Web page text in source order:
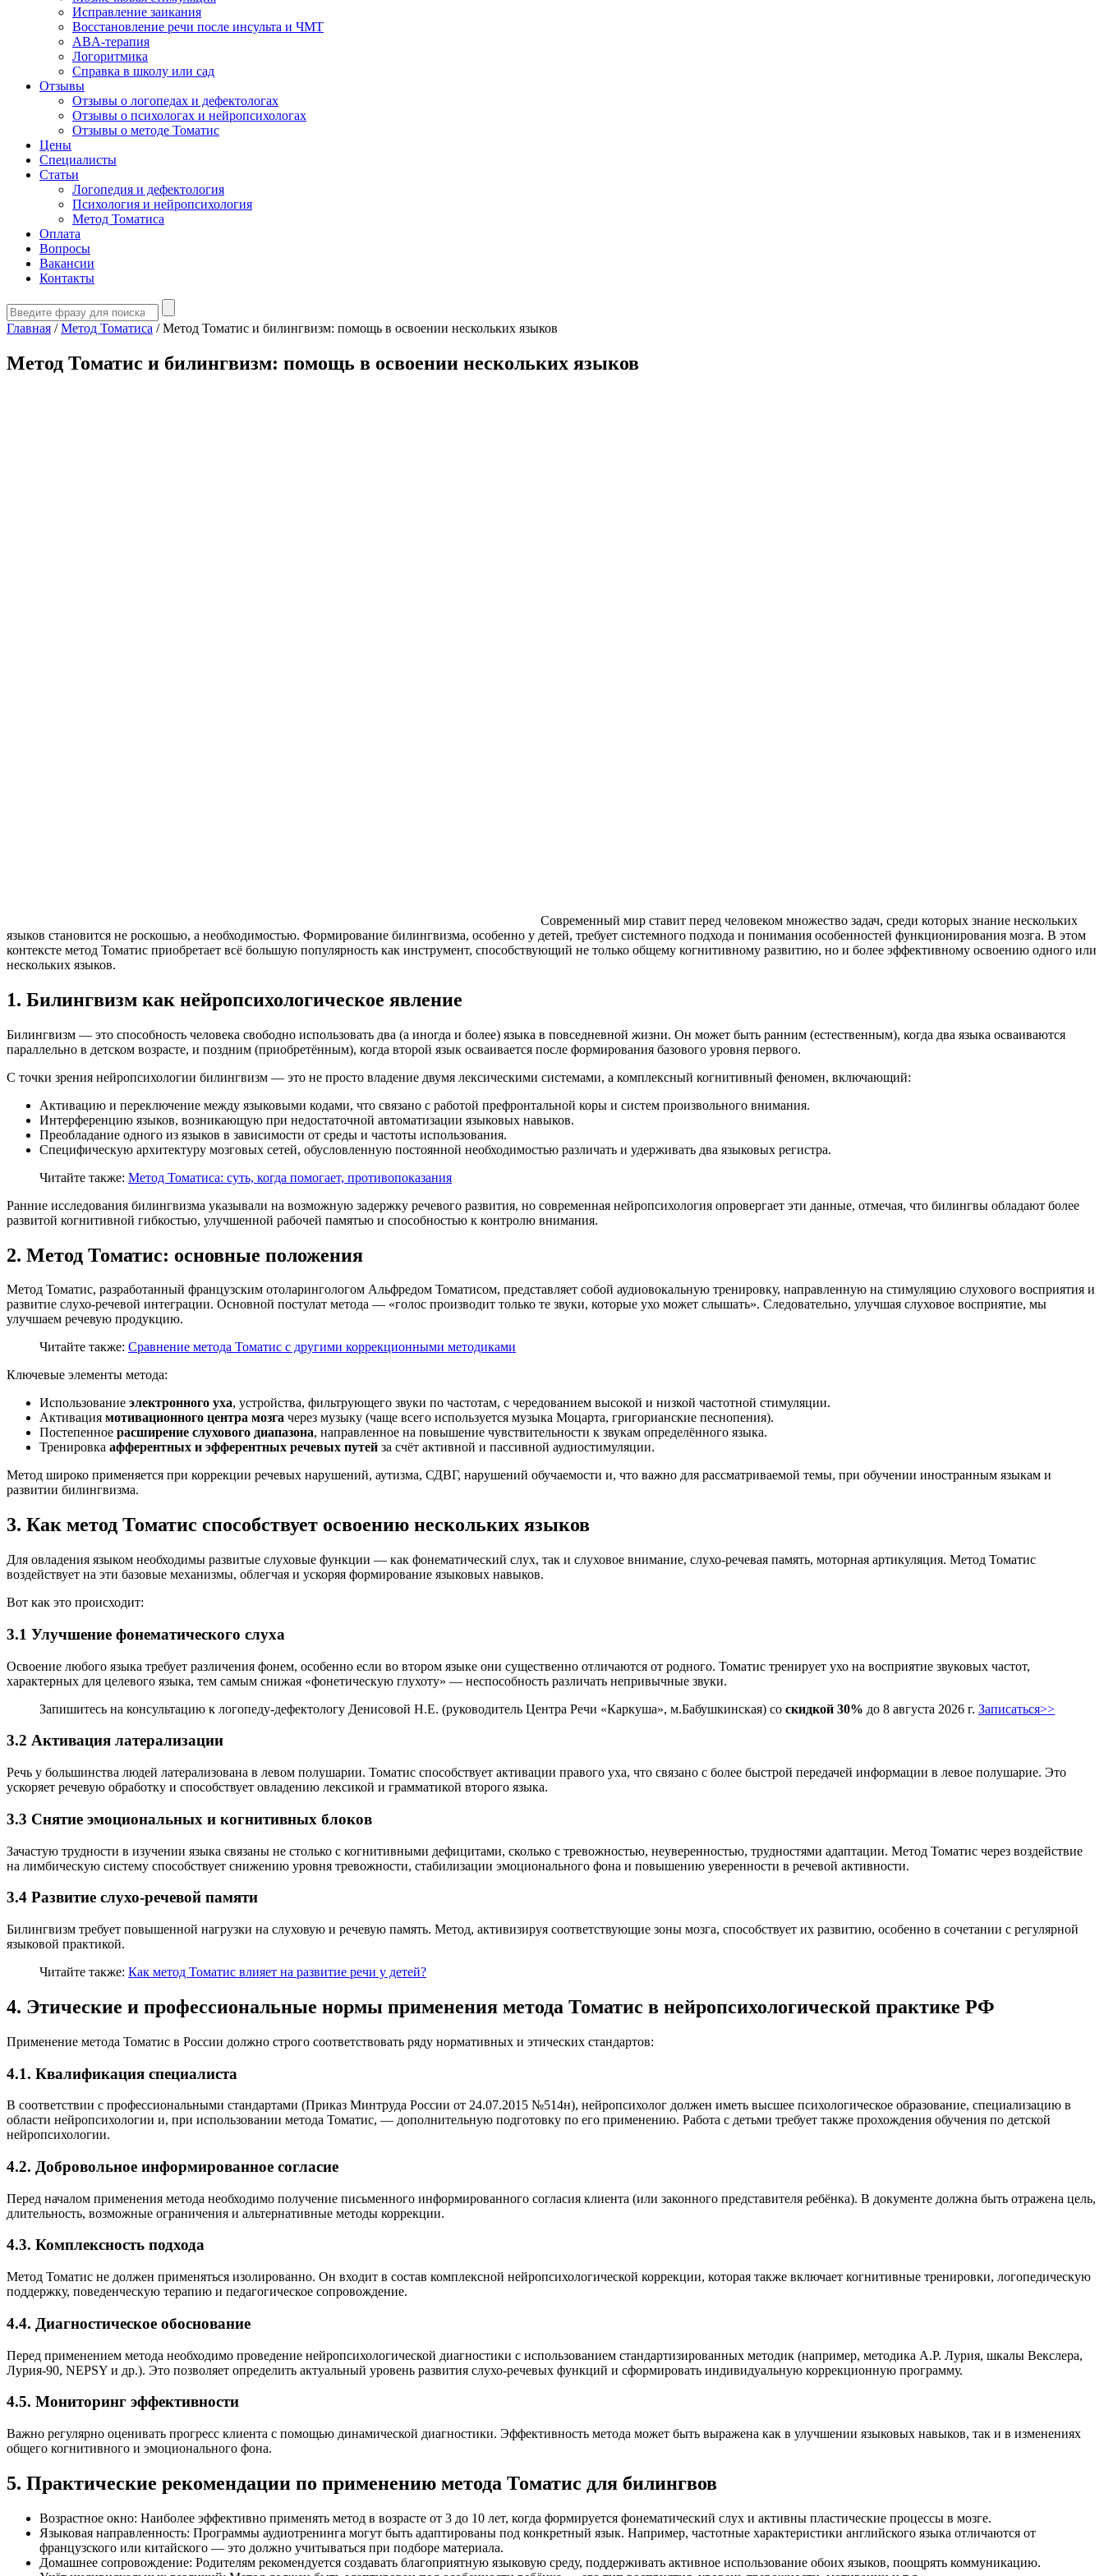
Исправление заикания
Восстановление речи после инсульта и ЧМТ
ABA-терапия
Логоритмика
Справка в школу или сад
Отзывы
Отзывы о логопедах и дефектологах
Отзывы о психологах и нейропсихологах
Отзывы о методе Томатис
Цены
Специалисты
Статьи
Логопедия и дефектология
Психология и нейропсихология
Метод Томатиса
Оплата
Вопросы
Вакансии
Контакты
Главная / Метод Томатиса / Метод Томатис и билингвизм: помощь в освоении нескольких языков
Метод Томатис и билингвизм: помощь в освоении нескольких языков
Современный мир ставит перед человеком множество задач, среди которых знание нескольких
языков становится не роскошью, а необходимостью. Формирование билингвизма, особенно у детей, требует системного подхода и понимания особенностей функционирования мозга. В этом
контексте метод Томатис приобретает всё большую популярность как инструмент, способствующий не только общему когнитивному развитию, но и более эффективному освоению одного или
нескольких языков.
1. Билингвизм как нейропсихологическое явление
Билингвизм — это способность человека свободно использовать два (а иногда и более) языка в повседневной жизни. Он может быть ранним (естественным), когда два языка осваиваются
параллельно в детском возрасте, и поздним (приобретённым), когда второй язык осваивается после формирования базового уровня первого.
С точки зрения нейропсихологии билингвизм — это не просто владение двумя лексическими системами, а комплексный когнитивный феномен, включающий:
Активацию и переключение между языковыми кодами, что связано с работой префронтальной коры и систем произвольного внимания.
Интерференцию языков, возникающую при недостаточной автоматизации языковых навыков.
Преобладание одного из языков в зависимости от среды и частоты использования.
Специфическую архитектуру мозговых сетей, обусловленную постоянной необходимостью различать и удерживать два языковых регистра.
Читайте также: Метод Томатиса: суть, когда помогает, противопоказания
Ранние исследования билингвизма указывали на возможную задержку речевого развития, но современная нейропсихология опровергает эти данные, отмечая, что билингвы обладают более
развитой когнитивной гибкостью, улучшенной рабочей памятью и способностью к контролю внимания.
2. Метод Томатис: основные положения
Метод Томатис, разработанный французским отоларингологом Альфредом Томатисом, представляет собой аудиовокальную тренировку, направленную на стимуляцию слухового восприятия и
развитие слухо-речевой интеграции. Основной постулат метода — «голос производит только те звуки, которые ухо может слышать». Следовательно, улучшая слуховое восприятие, мы
улучшаем речевую продукцию.
Читайте также: Сравнение метода Томатис с другими коррекционными методиками
Ключевые элементы метода:
Использование электронного уха, устройства, фильтрующего звуки по частотам, с чередованием высокой и низкой частотной стимуляции.
Активация мотивационного центра мозга через музыку (чаще всего используется музыка Моцарта, григорианские песнопения).
Постепенное расширение слухового диапазона, направленное на повышение чувствительности к звукам определённого языка.
Тренировка афферентных и эфферентных речевых путей за счёт активной и пассивной аудиостимуляции.
Метод широко применяется при коррекции речевых нарушений, аутизма, СДВГ, нарушений обучаемости и, что важно для рассматриваемой темы, при обучении иностранным языкам и
развитии билингвизма.
3. Как метод Томатис способствует освоению нескольких языков
Для овладения языком необходимы развитые слуховые функции — как фонематический слух, так и слуховое внимание, слухо-речевая память, моторная артикуляция. Метод Томатис
воздействует на эти базовые механизмы, облегчая и ускоряя формирование языковых навыков.
Вот как это происходит:
3.1 Улучшение фонематического слуха
Освоение любого языка требует различения фонем, особенно если во втором языке они существенно отличаются от родного. Томатис тренирует ухо на восприятие звуковых частот,
характерных для целевого языка, тем самым снижая «фонетическую глухоту» — неспособность различать непривычные звуки.
Запишитесь на консультацию к логопеду-дефектологу Денисовой Н.Е. (руководитель Центра Речи «Каркуша», м.Бабушкинская) со скидкой 30% до 8 августа 2026 г. Записаться>>
3.2 Активация латерализации
Речь у большинства людей латерализована в левом полушарии. Томатис способствует активации правого уха, что связано с более быстрой передачей информации в левое полушарие. Это
ускоряет речевую обработку и способствует овладению лексикой и грамматикой второго языка.
3.3 Снятие эмоциональных и когнитивных блоков
Зачастую трудности в изучении языка связаны не столько с когнитивными дефицитами, сколько с тревожностью, неуверенностью, трудностями адаптации. Метод Томатис через воздействие
на лимбическую систему способствует снижению уровня тревожности, стабилизации эмоционального фона и повышению уверенности в речевой активности.
3.4 Развитие слухо-речевой памяти
Билингвизм требует повышенной нагрузки на слуховую и речевую память. Метод, активизируя соответствующие зоны мозга, способствует их развитию, особенно в сочетании с регулярной
языковой практикой.
Читайте также: Как метод Томатис влияет на развитие речи у детей?
4. Этические и профессиональные нормы применения метода Томатис в нейропсихологической практике РФ
Применение метода Томатис в России должно строго соответствовать ряду нормативных и этических стандартов:
4.1. Квалификация специалиста
В соответствии с профессиональными стандартами (Приказ Минтруда России от 24.07.2015 №514н), нейропсихолог должен иметь высшее психологическое образование, специализацию в
области нейропсихологии и, при использовании метода Томатис, — дополнительную подготовку по его применению. Работа с детьми требует также прохождения обучения по детской
нейропсихологии.
4.2. Добровольное информированное согласие
Перед началом применения метода необходимо получение письменного информированного согласия клиента (или законного представителя ребёнка). В документе должна быть отражена цель,
длительность, возможные ограничения и альтернативные методы коррекции.
4.3. Комплексность подхода
Метод Томатис не должен применяться изолированно. Он входит в состав комплексной нейропсихологической коррекции, которая также включает когнитивные тренировки, логопедическую
поддержку, поведенческую терапию и педагогическое сопровождение.
4.4. Диагностическое обоснование
Перед применением метода необходимо проведение нейропсихологической диагностики с использованием стандартизированных методик (например, методика А.Р. Лурия, шкалы Векслера,
Лурия-90, NEPSY и др.). Это позволяет определить актуальный уровень развития слухо-речевых функций и сформировать индивидуальную коррекционную программу.
4.5. Мониторинг эффективности
Важно регулярно оценивать прогресс клиента с помощью динамической диагностики. Эффективность метода может быть выражена как в улучшении языковых навыков, так и в изменениях
общего когнитивного и эмоционального фона.
5. Практические рекомендации по применению метода Томатис для билингвов
Возрастное окно: Наиболее эффективно применять метод в возрасте от 3 до 10 лет, когда формируется фонематический слух и активны пластические процессы в мозге.
Языковая направленность: Программы аудиотренинга могут быть адаптированы под конкретный язык. Например, частотные характеристики английского языка отличаются от
французского или китайского — это должно учитываться при подборе материала.
Домашнее сопровождение: Родителям рекомендуется создавать благоприятную языковую среду, поддерживать активное использование обоих языков, поощрять коммуникацию.